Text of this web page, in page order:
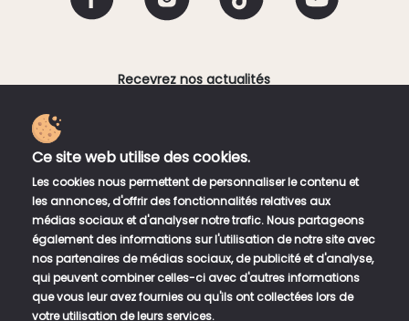
Recevrez nos actualités
Email
acceptez de recevoir une lettre d'information
hebdomadaire de Bento Sushi Corner. Vous pouvez vous
désinscrire à tout moment en utilisant les liens de
désinscription dans la newsletter.
Ce site web utilise des cookies.
Les cookies nous permettent de personnaliser le contenu et
les annonces, d'offrir des fonctionnalités relatives aux
médias sociaux et d'analyser notre trafic. Nous partageons
également des informations sur l'utilisation de notre site avec
nos partenaires de médias sociaux, de publicité et d'analyse,
qui peuvent combiner celles-ci avec d'autres informations
que vous leur avez fournies ou qu'ils ont collectées lors de
votre utilisation de leurs services.